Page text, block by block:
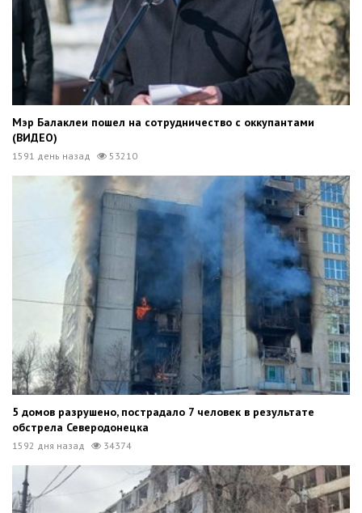
Мэр Балаклеи пошел на сотрудничество с оккупантами
(ВИДЕО)
1591 день назад 53210
5 домов разрушено, пострадало 7 человек в результате
обстрела Северодонецка
1592 дня назад 34374